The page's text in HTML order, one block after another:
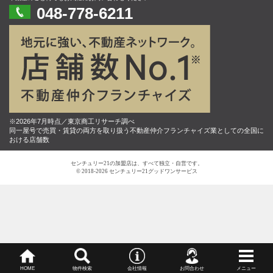
048-778-6211
※2026年7月時点／東京商工リサーチ調べ
同一屋号で売買・賃貸の両方を取り扱う不動産仲介フランチャイズ業としての全国に
おける店舗数
センチュリー21の加盟店は、すべて独立・自営です。
© 2018-2026 センチュリー21グッドワンサービス
HOME 物件検索 会社情報 お問合わせ メニュー